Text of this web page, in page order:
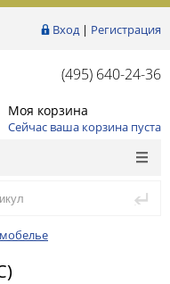
Вход| Регистрация
(495) 640-24-36
Моя корзина
Сейчас ваша корзина пуста